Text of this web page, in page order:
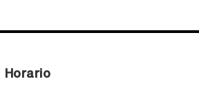
Horario